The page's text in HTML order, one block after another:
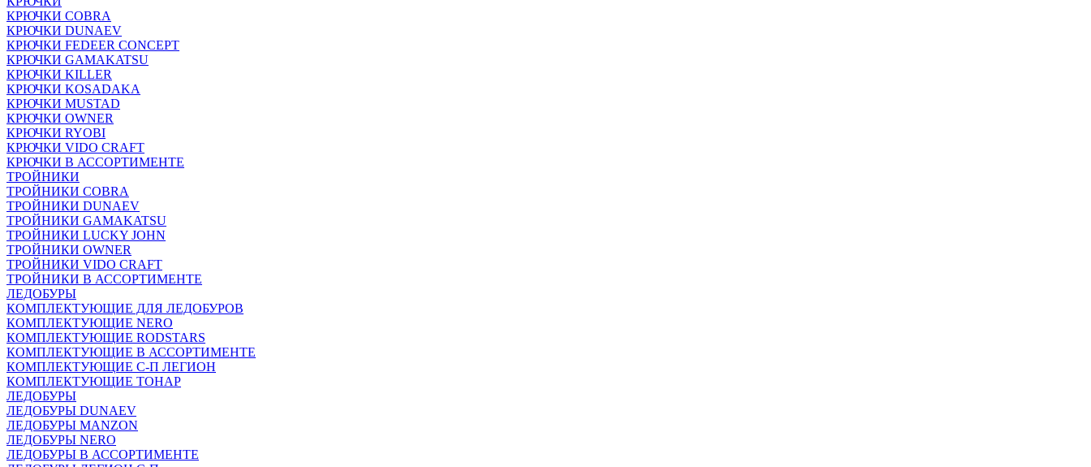
КРЮЧКИ COBRA
КРЮЧКИ DUNAEV
КРЮЧКИ FEDEER CONCEPT
КРЮЧКИ GAMAKATSU
КРЮЧКИ KILLER
КРЮЧКИ KOSADAKA
КРЮЧКИ MUSTAD
КРЮЧКИ OWNER
КРЮЧКИ RYOBI
КРЮЧКИ VIDO CRAFT
КРЮЧКИ В АССОРТИМЕНТЕ
ТРОЙНИКИ
ТРОЙНИКИ COBRA
ТРОЙНИКИ DUNAEV
ТРОЙНИКИ GAMAKATSU
ТРОЙНИКИ LUCKY JOHN
ТРОЙНИКИ OWNER
ТРОЙНИКИ VIDO CRAFT
ТРОЙНИКИ В АССОРТИМЕНТЕ
ЛЕДОБУРЫ
КОМПЛЕКТУЮЩИЕ ДЛЯ ЛЕДОБУРОВ
КОМПЛЕКТУЮЩИЕ NERO
КОМПЛЕКТУЮЩИЕ RODSTARS
КОМПЛЕКТУЮЩИЕ В АССОРТИМЕНТЕ
КОМПЛЕКТУЮЩИЕ С-П ЛЕГИОН
КОМПЛЕКТУЮЩИЕ ТОНАР
ЛЕДОБУРЫ
ЛЕДОБУРЫ DUNAEV
ЛЕДОБУРЫ MANZON
ЛЕДОБУРЫ NERO
ЛЕДОБУРЫ В АССОРТИМЕНТЕ